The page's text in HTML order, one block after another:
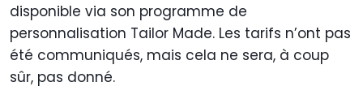
disponible via son programme de
personnalisation Tailor Made. Les tarifs n’ont pas
été communiqués, mais cela ne sera, à coup
sûr, pas donné.